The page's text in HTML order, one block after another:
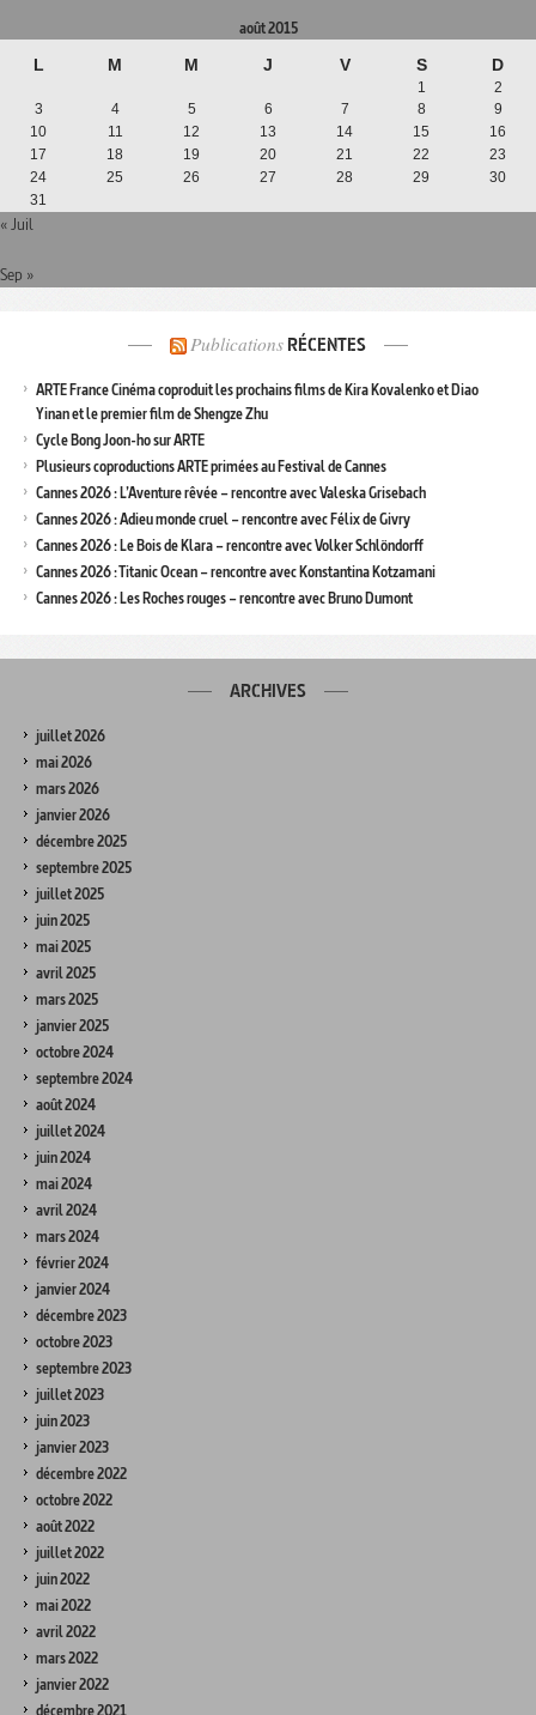
août 2015
L M M J V S D
1
2
3
4 5 6 7 8
9
10
11 12 13 14 15
16
17
18 19 20 21 22
23
24
25 26 27 28 29
30
31
« Juil
Sep »
Publications RÉCENTES
ARTE France Cinéma coproduit les prochains films de Kira Kovalenko et Diao
Yinan et le premier film de Shengze Zhu
Cycle Bong Joon-ho sur ARTE
Plusieurs coproductions ARTE primées au Festival de Cannes
Cannes 2026 : L’Aventure rêvée – rencontre avec Valeska Grisebach
Cannes 2026 : Adieu monde cruel – rencontre avec Félix de Givry
Cannes 2026 : Le Bois de Klara – rencontre avec Volker Schlöndorff
Cannes 2026 : Titanic Ocean – rencontre avec Konstantina Kotzamani
Cannes 2026 : Les Roches rouges – rencontre avec Bruno Dumont
ARCHIVES
juillet 2026
mai 2026
mars 2026
janvier 2026
décembre 2025
septembre 2025
juillet 2025
juin 2025
mai 2025
avril 2025
mars 2025
janvier 2025
octobre 2024
septembre 2024
août 2024
juillet 2024
juin 2024
mai 2024
avril 2024
mars 2024
février 2024
janvier 2024
décembre 2023
octobre 2023
septembre 2023
juillet 2023
juin 2023
janvier 2023
décembre 2022
octobre 2022
août 2022
juillet 2022
juin 2022
mai 2022
avril 2022
mars 2022
janvier 2022
décembre 2021